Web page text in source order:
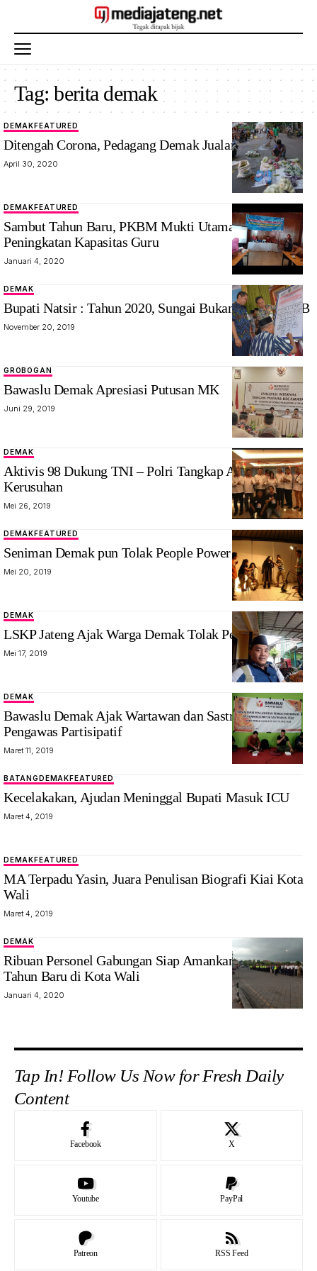
Tag:berita demak
DEMAKFEATURED
Ditengah Corona, Pedagang Demak Jualan Di Jalanan
April 30, 2020
DEMAKFEATURED
Sambut Tahun Baru, PKBM Mukti Utama Gelar
Peningkatan Kapasitas Guru
Januari 4, 2020
DEMAK
Bupati Natsir : Tahun 2020, Sungai Bukan Tempat BAB
November 20, 2019
GROBOGAN
Bawaslu Demak Apresiasi Putusan MK
Juni 29, 2019
DEMAK
Aktivis 98 Dukung TNI – Polri Tangkap Aktor
Kerusuhan
Mei 26, 2019
DEMAKFEATURED
Seniman Demak pun Tolak People Power
Mei 20, 2019
DEMAK
LSKP Jateng Ajak Warga Demak Tolak People Power
Mei 17, 2019
DEMAK
Bawaslu Demak Ajak Wartawan dan Sastrawan Jadi
Pengawas Partisipatif
Maret 11, 2019
BATANGDEMAKFEATURED
Kecelakakan, Ajudan Meninggal Bupati Masuk ICU
Maret 4, 2019
DEMAKFEATURED
MA Terpadu Yasin, Juara Penulisan Biografi Kiai Kota
Wali
Maret 4, 2019
DEMAK
Ribuan Personel Gabungan Siap Amankan Perayaan
Tahun Baru di Kota Wali
Januari 4, 2020
Tap In! Follow Us Now for Fresh Daily
Content
Facebook X
Youtube PayPal
Patreon RSS Feed